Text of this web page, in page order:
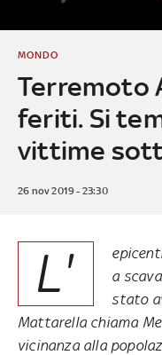
Terremoto
feriti. Si
vittime
MONDO
26 nov 2019 - 23:30
L'
a
stato
Mattarella chiama
vicinanza alla